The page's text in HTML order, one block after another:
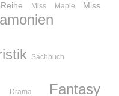
Miss Maple
Miss
Sachbuch
Drama Fantasy